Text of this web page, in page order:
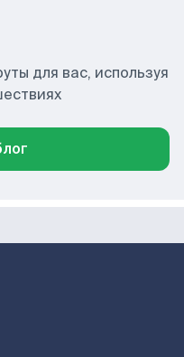
для вас, используя